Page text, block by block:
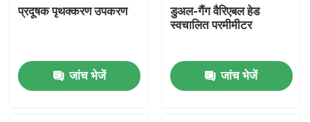
हमारे बारे में
गुणवत्ता नियंत्रण
प्रदूषक पृथक्करण उपकरण
जांच भेजें
डुअल-गैंग वैरिएबल हेड
स्वचालित परमीमीटर
जांच भेजें